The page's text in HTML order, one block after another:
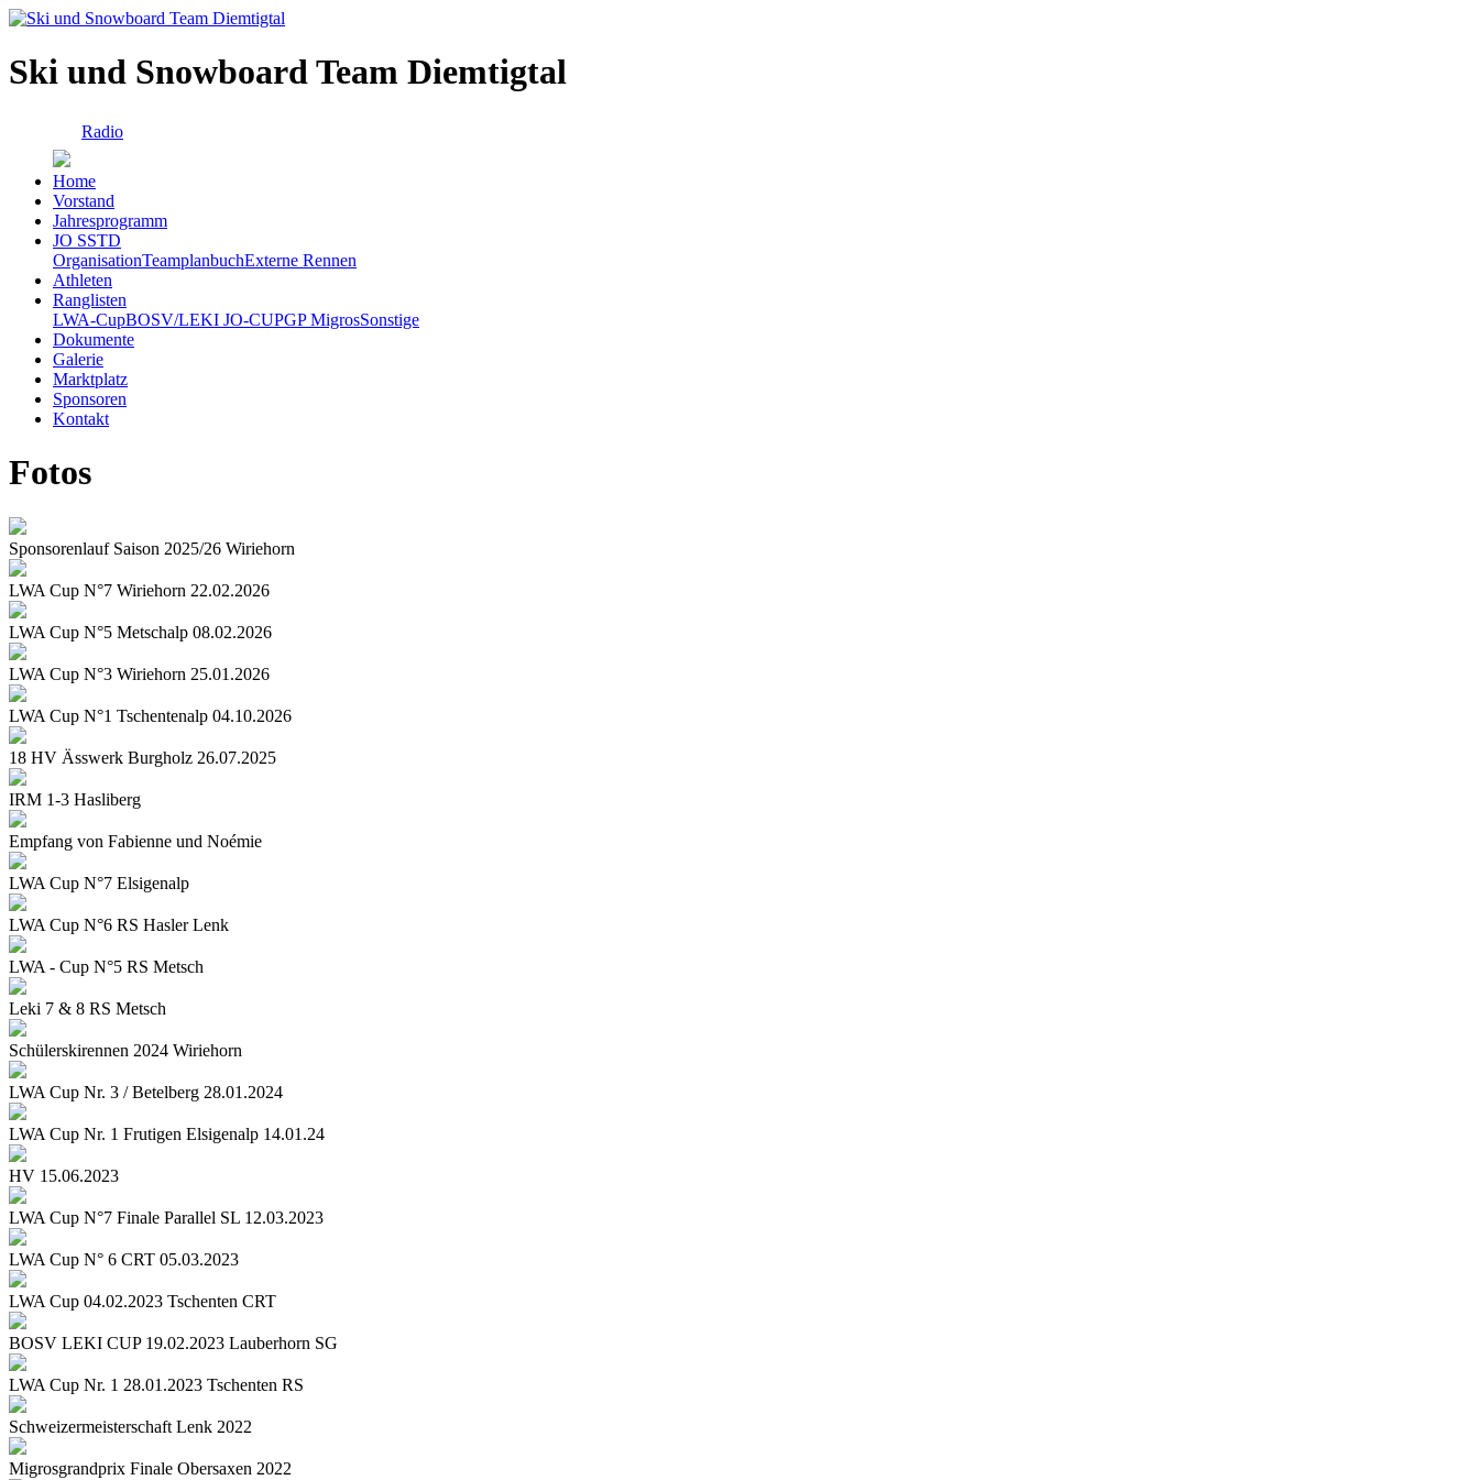
Ski und Snowboard Team Diemtigtal
Radio
Home
Vorstand
Jahresprogramm
JO SSTD
OrganisationTeamplanbuchExterne Rennen
Athleten
Ranglisten
LWA-CupBOSV/LEKI JO-CUPGP MigrosSonstige
Dokumente
Galerie
Marktplatz
Sponsoren
Kontakt
Fotos
Sponsorenlauf Saison 2025/26 Wiriehorn
LWA Cup N°7 Wiriehorn 22.02.2026
LWA Cup N°5 Metschalp 08.02.2026
LWA Cup N°3 Wiriehorn 25.01.2026
LWA Cup N°1 Tschentenalp 04.10.2026
18 HV Ässwerk Burgholz 26.07.2025
IRM 1-3 Hasliberg
Empfang von Fabienne und Noémie
LWA Cup N°7 Elsigenalp
LWA Cup N°6 RS Hasler Lenk
LWA - Cup N°5 RS Metsch
Leki 7 & 8 RS Metsch
Schülerskirennen 2024 Wiriehorn
LWA Cup Nr. 3 / Betelberg 28.01.2024
LWA Cup Nr. 1 Frutigen Elsigenalp 14.01.24
HV 15.06.2023
LWA Cup N°7 Finale Parallel SL 12.03.2023
LWA Cup N° 6 CRT 05.03.2023
LWA Cup 04.02.2023 Tschenten CRT
BOSV LEKI CUP 19.02.2023 Lauberhorn SG
LWA Cup Nr. 1 28.01.2023 Tschenten RS
Schweizermeisterschaft Lenk 2022
Migrosgrandprix Finale Obersaxen 2022